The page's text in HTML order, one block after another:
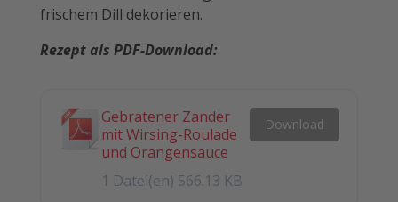
frischem Dill dekorieren.
Rezept als PDF-Download:
Gebratener Zander
mit ­Wirsing-Roulade
und Orangensauce
1 Datei(en) 566.13 KB
Download